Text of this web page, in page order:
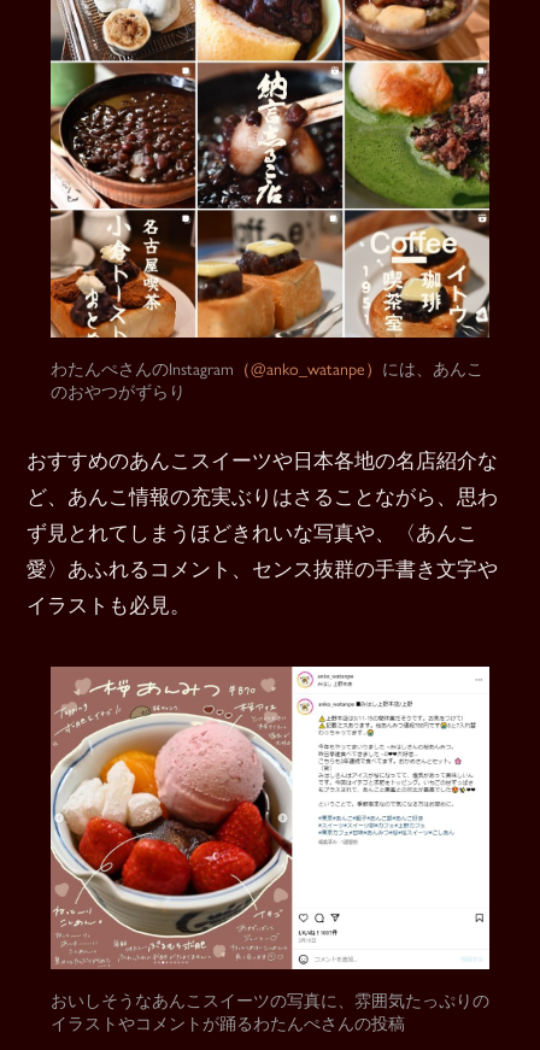
わたんぺさんのInstagram （@anko_watanpe） には、あんこ
のおやつがずらり
おすすめのあんこスイーツや日本各地の名店紹介な
ど、あんこ情報の充実ぶりはさることながら、思わ
ず見とれてしまうほどきれいな写真や、〈あんこ
愛〉あふれるコメント、センス抜群の手書き文字や
イラストも必見。
おいしそうなあんこスイーツの写真に、雰囲気たっぷりの
イラストやコメントが踊るわたんぺさんの投稿